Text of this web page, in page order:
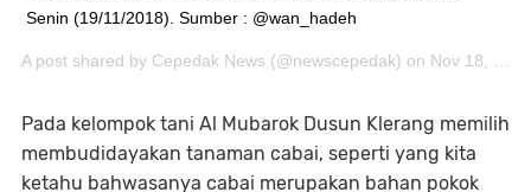
Senin (19/11/2018). Sumber : @wan_hadeh
A post shared by Cepedak News (@newscepedak) on Nov 18, 2018 at 10:04pm PST
Pada kelompok tani Al Mubarok Dusun Klerang memilih
membudidayakan tanaman cabai, seperti yang kita
ketahu bahwasanya cabai merupakan bahan pokok